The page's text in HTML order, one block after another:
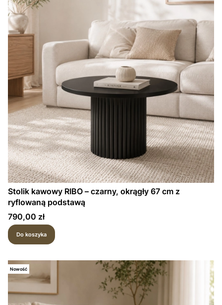
Stolik kawowy RIBO – czarny, okrągły 67 cm z
ryflowaną podstawą
Cena
790,00 zł
Do koszyka
Nowość